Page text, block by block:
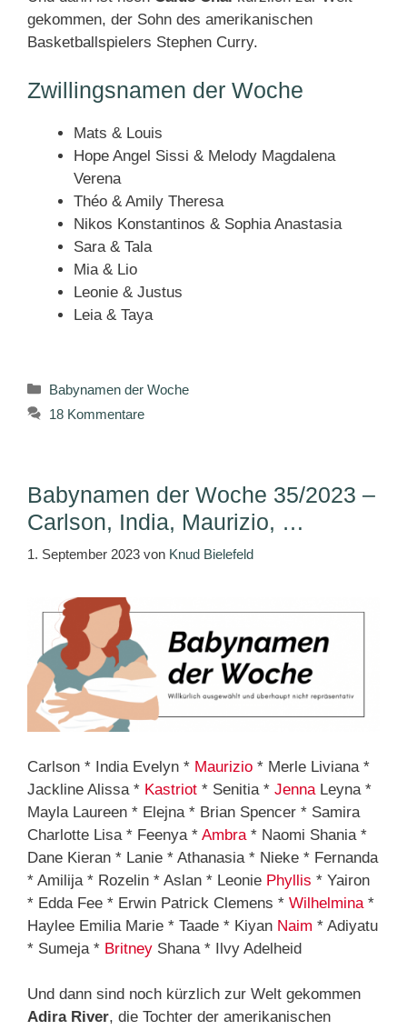
gekommen, der Sohn des amerikanischen
Basketballspielers Stephen Curry.
Zwillingsnamen der Woche
Mats & Louis
Hope Angel Sissi & Melody Magdalena
Verena
Théo & Amily Theresa
Nikos Konstantinos & Sophia Anastasia
Sara & Tala
Mia & Lio
Leonie & Justus
Leia & Taya
Kategorien
Babynamen der Woche
18 Kommentare
Babynamen der Woche 35/2023 –
Carlson, India, Maurizio, …
1. September 2023 von Knud Bielefeld
Carlson * India Evelyn * Maurizio * Merle Liviana *
Jackline Alissa * Kastriot * Senitia * Jenna Leyna *
Mayla Laureen * Elejna * Brian Spencer * Samira
Charlotte Lisa * Feenya * Ambra * Naomi Shania *
Dane Kieran * Lanie * Athanasia * Nieke * Fernanda
* Amilija * Rozelin * Aslan * Leonie Phyllis * Yairon
* Edda Fee * Erwin Patrick Clemens * Wilhelmina *
Haylee Emilia Marie * Taade * Kiyan Naim * Adiyatu
* Sumeja * Britney Shana * Ilvy Adelheid
Und dann sind noch kürzlich zur Welt gekommen
Adira River, die Tochter der amerikanischen